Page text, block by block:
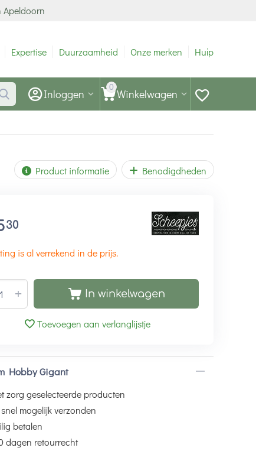
Expertise Duurzaamheid Onze merken Hulp
0 Winkelwagen
Inloggen
Product informatie Benodigdheden
30
is al verrekend in de prijs.
+ In winkelwagen
Toevoegen aan verlanglijstje
Hobby Gigant
zorg geselecteerde producten
mogelijk verzonden
betalen
dagen retourrecht